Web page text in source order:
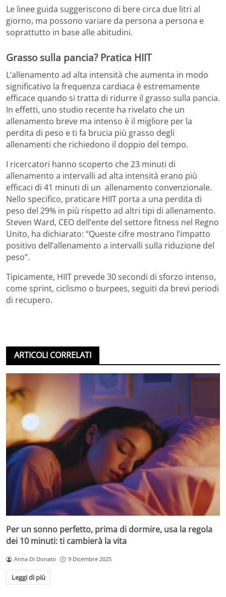
Le linee guida suggeriscono di bere circa due litri al
giorno, ma possono variare da persona a persona e
soprattutto in base alle abitudini.
Grasso sulla pancia? Pratica HIIT
L’allenamento ad alta intensità che aumenta in modo
significativo la frequenza cardiaca è estremamente
efficace quando si tratta di ridurre il grasso sulla pancia.
In effetti, uno studio recente ha rivelato che un
allenamento breve ma intenso è il migliore per la
perdita di peso e ti fa brucia più grasso degli
allenamenti che richiedono il doppio del tempo.
I ricercatori hanno scoperto che 23 minuti di
allenamento a intervalli ad alta intensità erano più
efficaci di 41 minuti di un allenamento convenzionale.
Nello specifico, praticare HIIT porta a una perdita di
peso del 29% in più rispetto ad altri tipi di allenamento.
Steven Ward, CEO dell’ente del settore fitness nel Regno
Unito, ha dichiarato: “Queste cifre mostrano l’impatto
positivo dell’allenamento a intervalli sulla riduzione del
peso”.
Tipicamente, HIIT prevede 30 secondi di sforzo intenso,
come sprint, ciclismo o burpees, seguiti da brevi periodi
di recupero.
ARTICOLI CORRELATI
Per un sonno perfetto, prima di dormire, usa la regola
dei 10 minuti: ti cambierà la vita
Anna Di Donato 9 Dicembre 2025
Leggi di più